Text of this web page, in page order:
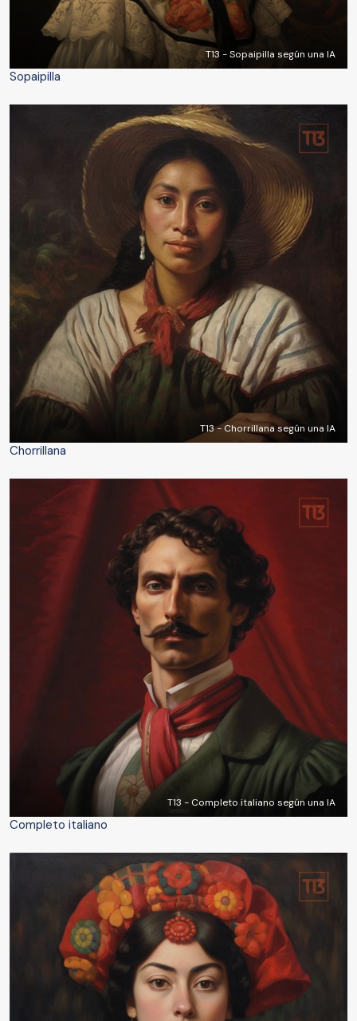
T13 - Sopaipilla según una IA
Sopaipilla
T13 - Chorrillana según una IA
Chorrillana
T13 - Completo italiano según una IA
Completo italiano